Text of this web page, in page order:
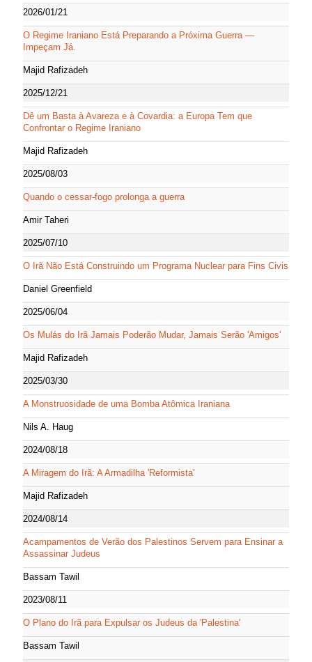
2026/01/21
O Regime Iraniano Está Preparando a Próxima Guerra —
Impeçam Já.
Majid Rafizadeh
2025/12/21
Dê um Basta à Avareza e à Covardia: a Europa Tem que
Confrontar o Regime Iraniano
Majid Rafizadeh
2025/08/03
Quando o cessar-fogo prolonga a guerra
Amir Taheri
2025/07/10
O Irã Não Está Construindo um Programa Nuclear para Fins Civis
Daniel Greenfield
2025/06/04
Os Mulás do Irã Jamais Poderão Mudar, Jamais Serão 'Amigos'
Majid Rafizadeh
2025/03/30
A Monstruosidade de uma Bomba Atômica Iraniana
Nils A. Haug
2024/08/18
A Miragem do Irã: A Armadilha 'Reformista'
Majid Rafizadeh
2024/08/14
Acampamentos de Verão dos Palestinos Servem para Ensinar a
Assassinar Judeus
Bassam Tawil
2023/08/11
O Plano do Irã para Expulsar os Judeus da 'Palestina'
Bassam Tawil